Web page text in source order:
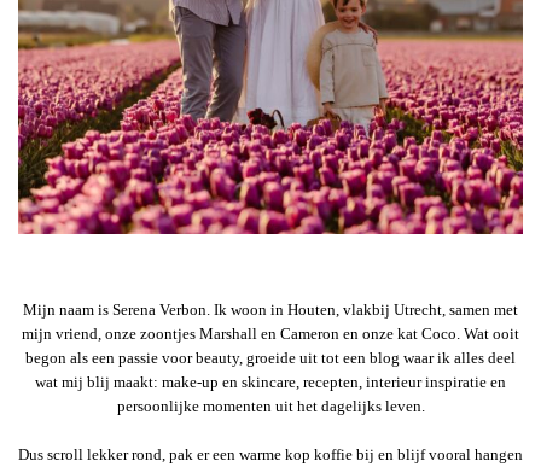
Mijn naam is Serena Verbon. Ik woon in Houten, vlakbij Utrecht, samen met
mijn vriend, onze zoontjes Marshall en Cameron en onze kat Coco. Wat ooit
begon als een passie voor beauty, groeide uit tot een blog waar ik alles deel
wat mij blij maakt: make-up en skincare, recepten, interieur inspiratie en
persoonlijke momenten uit het dagelijks leven.
Dus scroll lekker rond, pak er een warme kop koffie bij en blijf vooral hangen